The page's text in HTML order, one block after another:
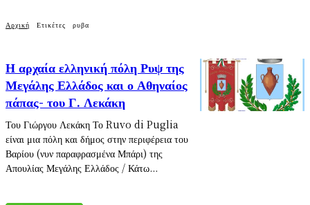
Η αρχαία ελληνική πόλη Ρυψ της
Μεγάλης Ελλάδος και ο Αθηναίος
πάπας- του Γ. Λεκάκη
Του Γιώργου Λεκάκη Το Ruvo di Puglia
είναι μια πόλη και δήμος στην περιφέρεια του
Βαρίου (νυν παραφρασμένα Μπάρι) της
Απουλίας Μεγάλης Ελλάδος / Κάτω...
Αρχική Ετικέτες ρυβα